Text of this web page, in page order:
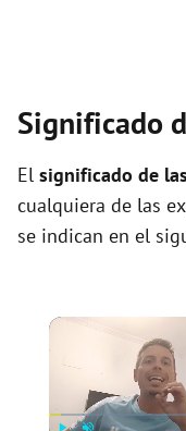
Significado
El significado de
cualquiera de las
se indican en el